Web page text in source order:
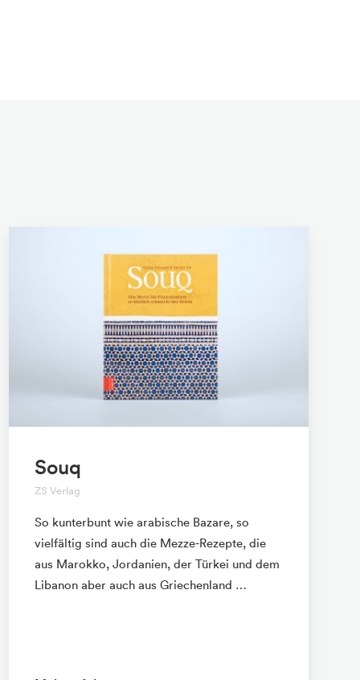
Souq
ZS Verlag
So kunterbunt wie arabische Bazare, so
vielfältig sind auch die Mezze-Rezepte, die
aus Marokko, Jordanien, der Türkei und dem
Libanon aber auch aus Griechenland …